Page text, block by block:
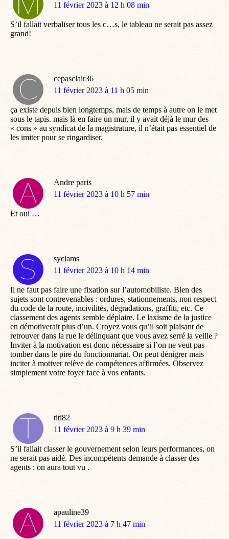
dit
11 février 2023 à 12 h 08 min
S’il fallait verbaliser tous les c…s, le tableau ne serait pas assez
grand!
cepasclair36
dit
11 février 2023 à 11 h 05 min
ça existe depuis bien longtemps, mais de temps à autre on le met
sous le tapis. mais là en faire un mur, il y avait déjà le mur des
« cons » au syndicat de la magistrature, il n’était pas essentiel de
les imiter pour se ringardiser.
Andre paris
dit
11 février 2023 à 10 h 57 min
Et oui …
syclams
dit
11 février 2023 à 10 h 14 min
Il ne faut pas faire une fixation sur l’automobiliste. Bien des
sujets sont contrevenables : ordures, stationnements, non respect
du code de la route, incivilités, dégradations, graffiti, etc. Ce
classement des agents semble déplaire. Le laxisme de la justice
en démotiverait plus d’un. Croyez vous qu’il soit plaisant de
retrouver dans la rue le délinquant que vous avez serré la veille ?
Inviter à la motivation est donc nécessaire si l’on ne veut pas
tomber dans le pire du fonctionnariat. On peut dénigrer mais
inciter à motiver relève de compétences affirmées. Observez
simplement votre foyer face à vos enfants.
titi82
dit
11 février 2023 à 9 h 39 min
S’il fallait classer le gouvernement selon leurs performances, on
ne serait pas aidé. Des incompétents demande à classer des
agents : on aura tout vu .
apauline39
dit
11 février 2023 à 7 h 47 min